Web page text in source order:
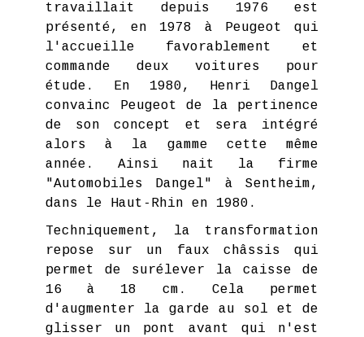
travaillait depuis 1976 est
présenté, en 1978 à Peugeot qui
l'accueille favorablement et
commande deux voitures pour
étude. En 1980, Henri Dangel
convainc Peugeot de la pertinence
de son concept et sera intégré
alors à la gamme cette même
année. Ainsi nait la firme
"Automobiles Dangel" à Sentheim,
dans le Haut-Rhin en 1980.
Techniquement, la transformation
repose sur un faux châssis qui
permet de surélever la caisse de
16 à 18 cm. Cela permet
d'augmenter la garde au sol et de
glisser un pont avant qui n'est